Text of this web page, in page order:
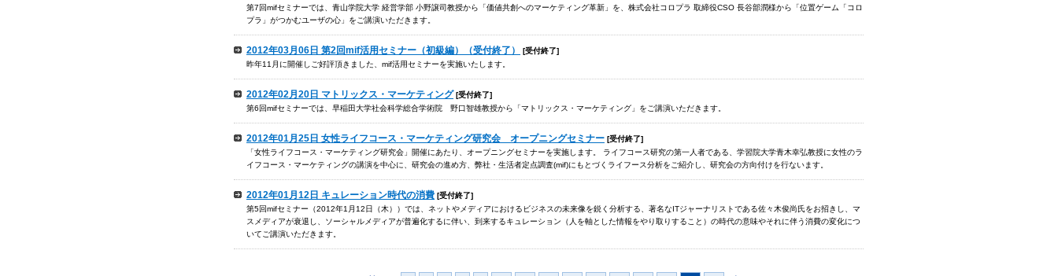
第7回mifセミナーでは、青山学院大学 経営学部 小野譲司教授から「価値共創へのマーケティング革新」を、株式会社コロプラ 取締役CSO 長谷部潤様から「位置ゲーム「コロ
プラ」がつかむユーザの心」をご講演いただきます。
2012年03月06日 第2回mif活用セミナー（初級編）（受付終了）
[受付終了]
昨年11月に開催しご好評頂きました、mif活用セミナーを実施いたします。
2012年02月20日 マトリックス・マーケティング [受付終了]
第6回mifセミナーでは、早稲田大学社会科学総合学術院 野口智雄教授から「マトリックス・マーケティング」をご講演いただきます。
2012年01月25日 女性ライフコース・マーケティング研究会 オープニングセミナー [受付終了]
「女性ライフコース・マーケティング研究会」開催にあたり、オープニングセミナーを実施します。 ライフコース研究の第一人者である、学習院大学青木幸弘教授に女性のラ
イフコース・マーケティングの講演を中心に、研究会の進め方、弊社・生活者定点調査(mif)にもとづくライフース分析をご紹介し、研究会の方向付けを行ないます。
2012年01月12日 キュレーション時代の消費 [受付終了]
第5回mifセミナー（2012年1月12日（木））では、ネットやメディアにおけるビジネスの未来像を鋭く分析する、著名なITジャーナリストである佐々木俊尚氏をお招きし、マ
スメディアが衰退し、ソーシャルメディアが普遍化するに伴い、到来するキュレーション（人を軸とした情報をやり取りすること）の時代の意味やそれに伴う消費の変化につ
いてご講演いただきます。